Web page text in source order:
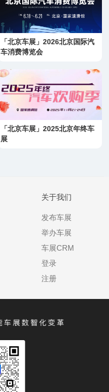
「北京车展」2026北京国际汽
车消费博览会
「北京车展」2025北京年终车
展
关于我们
发布车展
举办车展
车展CRM
登录
注册